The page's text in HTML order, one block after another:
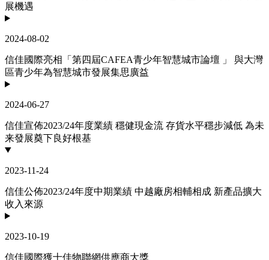
展機遇
2024-08-02
信佳國際亮相「第四屆CAFEA青少年智慧城市論壇 」 與大灣
區青少年為智慧城市發展集思廣益
2024-06-27
信佳宣佈2023/24年度業績 穩健現金流 存貨水平穩步減低 為未
来發展奠下良好根基
2023-11-24
信佳公佈2023/24年度中期業績 中越廠房相輔相成 新產品擴大
收入來源
2023-10-19
信佳國際獲十佳物聯網供應商大獎